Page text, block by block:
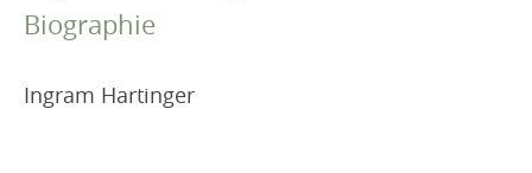
Biographie
Ingram Hartinger